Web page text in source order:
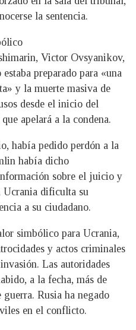
la sentencia.
Victor Ovsyanikov,
preparado para «una
y la muerte masiva de
desde el inicio del
apelará a la condena.
había pedido perdón a la
había dicho
sobre el juicio y
Ucrania dificulta su
a su ciudadano.
simbólico para Ucrania,
y actos criminales
Las autoridades
a la fecha, más de
Rusia ha negado
en el conflicto.